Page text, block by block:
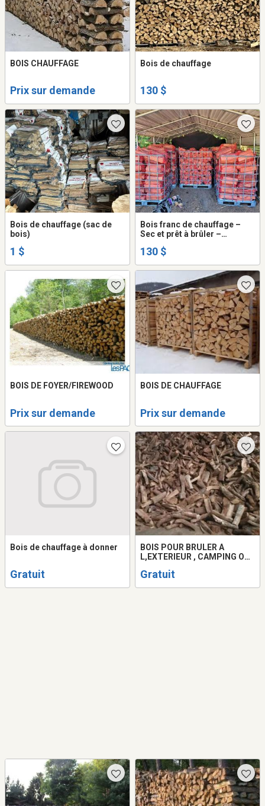
BOIS CHAUFFAGE
Prix sur demande
Bois de chauffage
130 $
Bois de chauffage (sac de
bois)
1 $
Bois franc de chauffage –
Sec et prêt à brûler –
130 $
BOIS DE FOYER/FIREWOOD
Prix sur demande
BOIS DE CHAUFFAGE
Prix sur demande
Bois de chauffage à donner
Gratuit
BOIS POUR BRULER A
L,EXTERIEUR , CAMPING OU
GRATUIT
Gratuit